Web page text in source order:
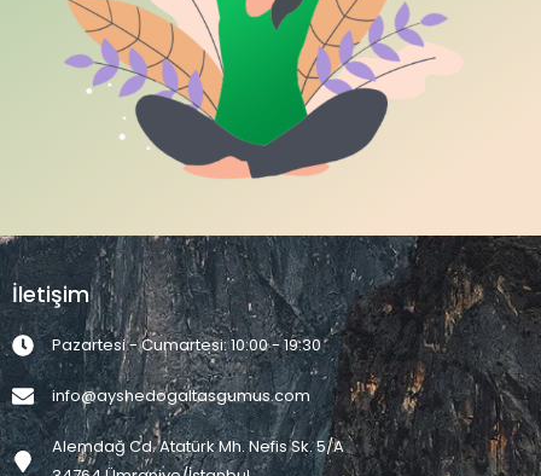
İletişim
Pazartesi - Cumartesi: 10:00 - 19:30
info@ayshedogaltasgumus.com
Alemdağ Cd. Atatürk Mh. Nefis Sk. 5/A